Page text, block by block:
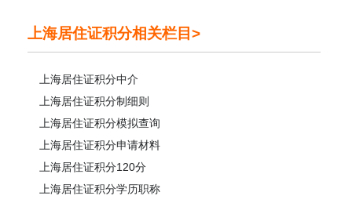
上海居住证积分相关栏目>
上海居住证积分中介
上海居住证积分制细则
上海居住证积分模拟查询
上海居住证积分申请材料
上海居住证积分120分
上海居住证积分学历职称